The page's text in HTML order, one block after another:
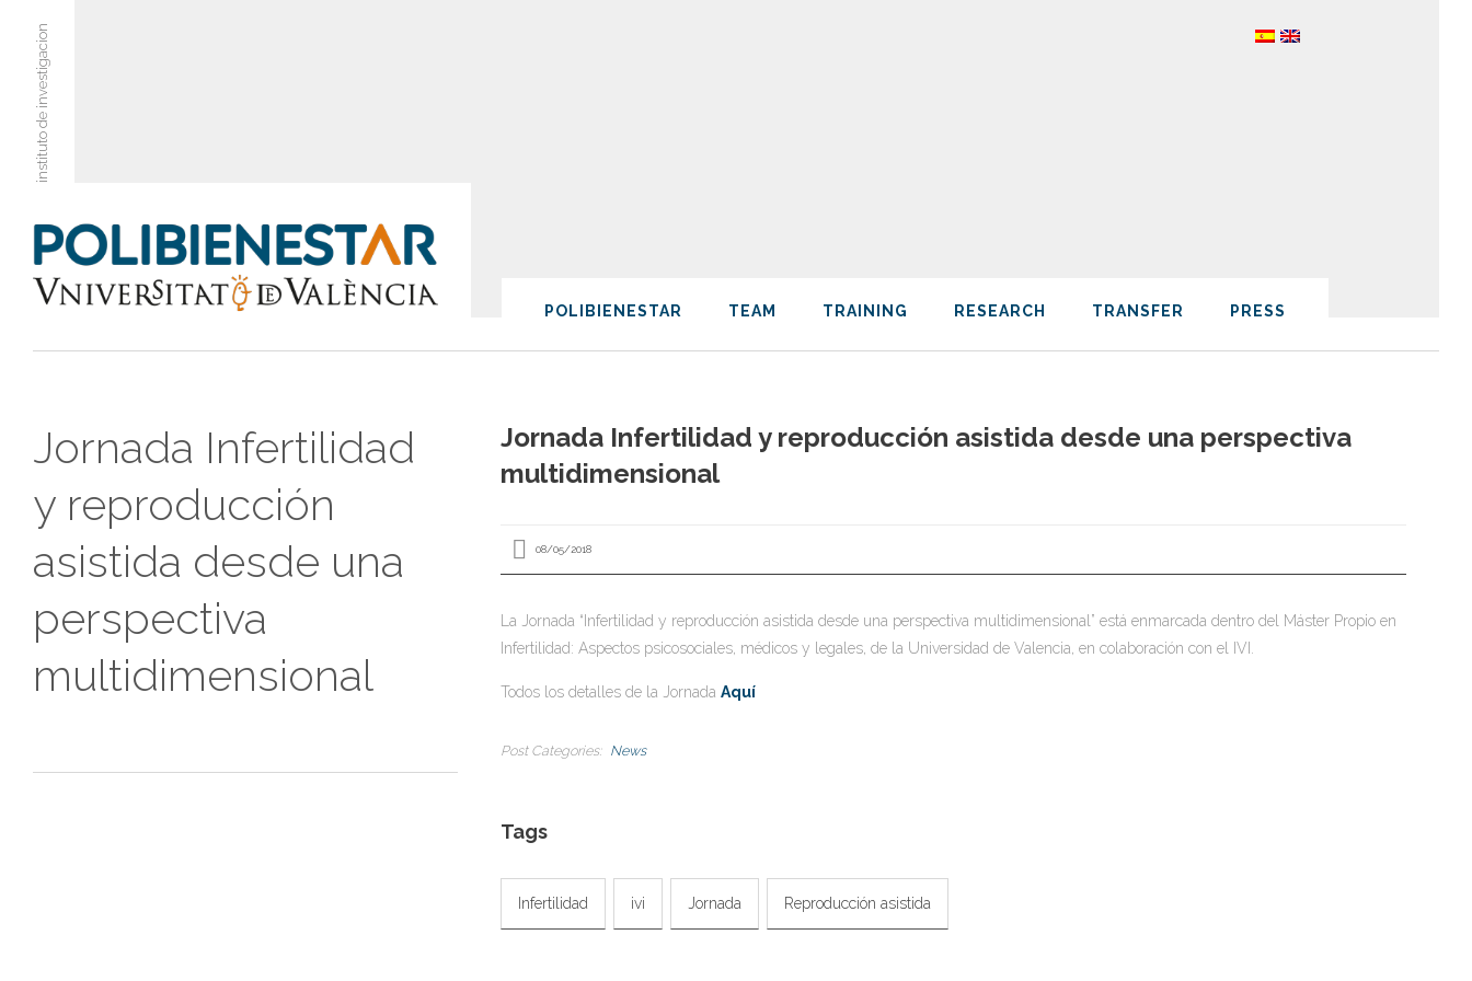
instituto de investigacion
POLIBIENESTAR TEAM TRAINING RESEARCH TRANSFER PRESS
Jornada Infertilidad
y reproducción
asistida desde una
perspectiva
multidimensional
Jornada Infertilidad y reproducción asistida desde una perspectiva
multidimensional
08/05/2018
La Jornada “Infertilidad y reproducción asistida desde una perspectiva multidimensional” está enmarcada dentro del Máster Propio en
Infertilidad: Aspectos psicosociales, médicos y legales, de la Universidad de Valencia, en colaboración con el IVI.
Todos los detalles de la JornadaAquí
Post Categories News
Tags
Infertilidad ivi Jornada Reproducción asistida